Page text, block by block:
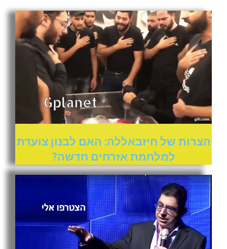
הצרות של חיזבאללה: האם לבנון צועדת
למלחמת אזרחים חדשה?